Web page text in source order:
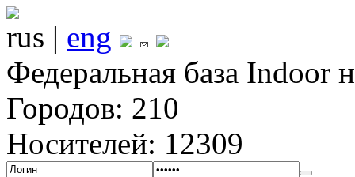
rus | eng
Федеральная база Indoor
Городов: 210
Носителей: 12309